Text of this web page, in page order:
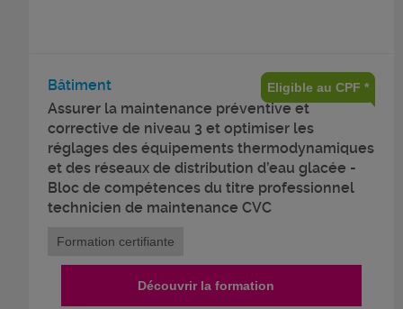
Bâtiment
Assurer la maintenance préventive et
corrective de niveau 3 et optimiser les
réglages des équipements thermodynamiques
et des réseaux de distribution d’eau glacée -
Bloc de compétences du titre professionnel
technicien de maintenance CVC
Eligible au CPF *
Formation certifiante
Découvrir la formation